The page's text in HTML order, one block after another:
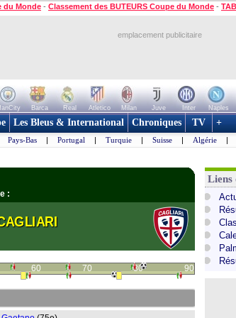
du Monde - Classement des BUTEURS Coupe du Monde -
emplacement publicitaire
Barca Real Atletico Milan Juve Inter Naples
Les Bleus & International Chroniques TV +
Pays-Bas | Portugal | Turquie | Suisse | Algérie |
:
60 70 80 90
Liens